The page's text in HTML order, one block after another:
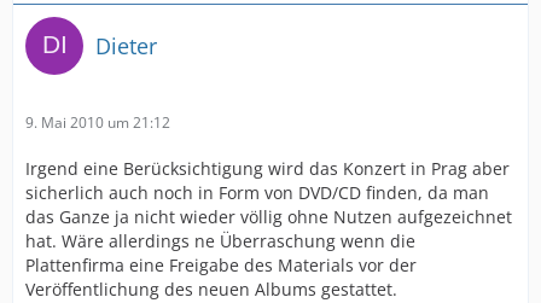
Dieter
9. Mai 2010 um 21:12
Irgend eine Berücksichtigung wird das Konzert in Prag aber
sicherlich auch noch in Form von DVD/CD finden, da man
das Ganze ja nicht wieder völlig ohne Nutzen aufgezeichnet
hat. Wäre allerdings ne Überraschung wenn die
Plattenfirma eine Freigabe des Materials vor der
Veröffentlichung des neuen Albums gestattet.